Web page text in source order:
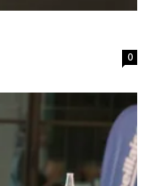
0